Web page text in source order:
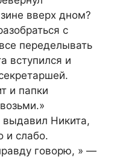
вверх дном?
с
переделывать
вступился и
и папки
выдавил Никита,
и слабо.
говорю, » —